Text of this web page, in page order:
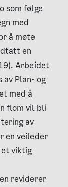
som følge
med
å møte
en
Arbeidet
av Plan- og
med å
flom vil bli
av
en veileder
viktig
reviderer